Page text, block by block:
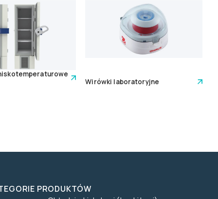
Wirówki laboratoryjne
PRODUKTÓW